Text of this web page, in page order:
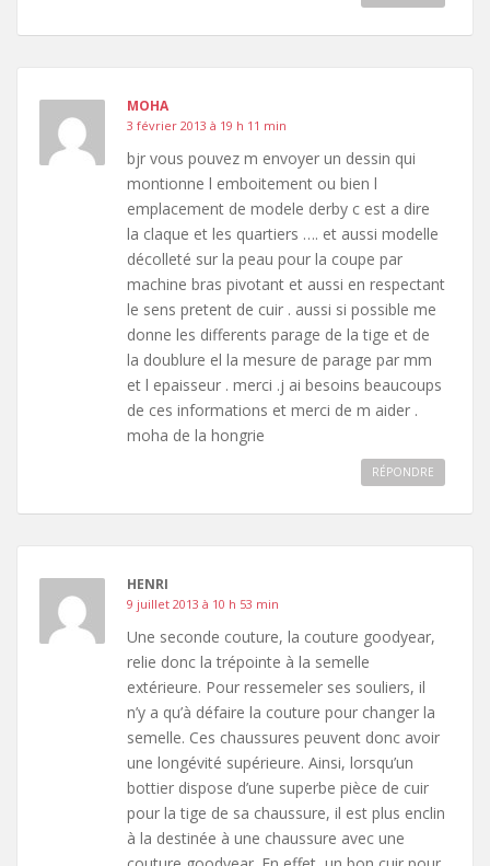
MOHA
3 février 2013 à 19 h 11 min
bjr vous pouvez m envoyer un dessin qui
montionne l emboitement ou bien l
emplacement de modele derby c est a dire
la claque et les quartiers …. et aussi modelle
décolleté sur la peau pour la coupe par
machine bras pivotant et aussi en respectant
le sens pretent de cuir . aussi si possible me
donne les differents parage de la tige et de
la doublure el la mesure de parage par mm
et l epaisseur . merci .j ai besoins beaucoups
de ces informations et merci de m aider .
moha de la hongrie
RÉPONDRE
HENRI
9 juillet 2013 à 10 h 53 min
Une seconde couture, la couture goodyear,
relie donc la trépointe à la semelle
extérieure. Pour ressemeler ses souliers, il
n’y a qu’à défaire la couture pour changer la
semelle. Ces chaussures peuvent donc avoir
une longévité supérieure. Ainsi, lorsqu’un
bottier dispose d’une superbe pièce de cuir
pour la tige de sa chaussure, il est plus enclin
à la destinée à une chaussure avec une